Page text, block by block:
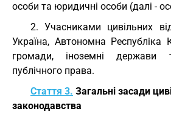
особи та юридичні особи (далі -
2. Учасниками цивільних
Україна, Автономна Республіка
громади, іноземні держави
публічного права.
Стаття 3. Загальні засади
законодавства